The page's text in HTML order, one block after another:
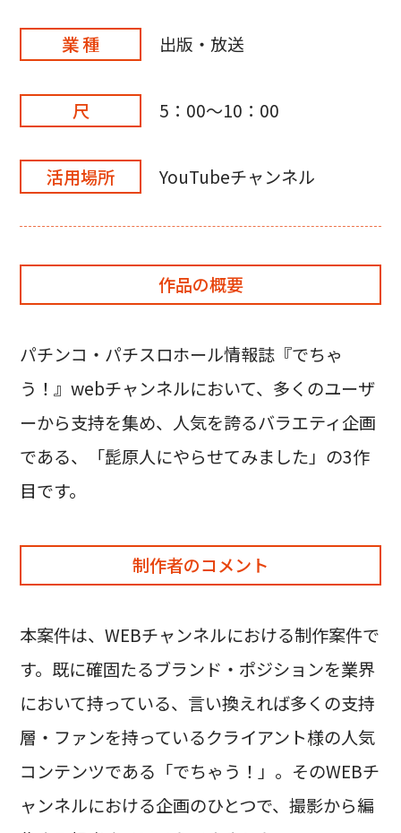
業 種 出版・放送
尺 5：00～10：00
活用場所 YouTubeチャンネル
作品の概要
パチンコ・パチスロホール情報誌『でちゃ
う！』webチャンネルにおいて、多くのユーザ
ーから支持を集め、人気を誇るバラエティ企画
である、「髭原人にやらせてみました」の3作
目です。
制作者のコメント
本案件は、WEBチャンネルにおける制作案件で
す。既に確固たるブランド・ポジションを業界
において持っている、言い換えれば多くの支持
層・ファンを持っているクライアント様の人気
コンテンツである「でちゃう！」。そのWEBチ
ャンネルにおける企画のひとつで、撮影から編